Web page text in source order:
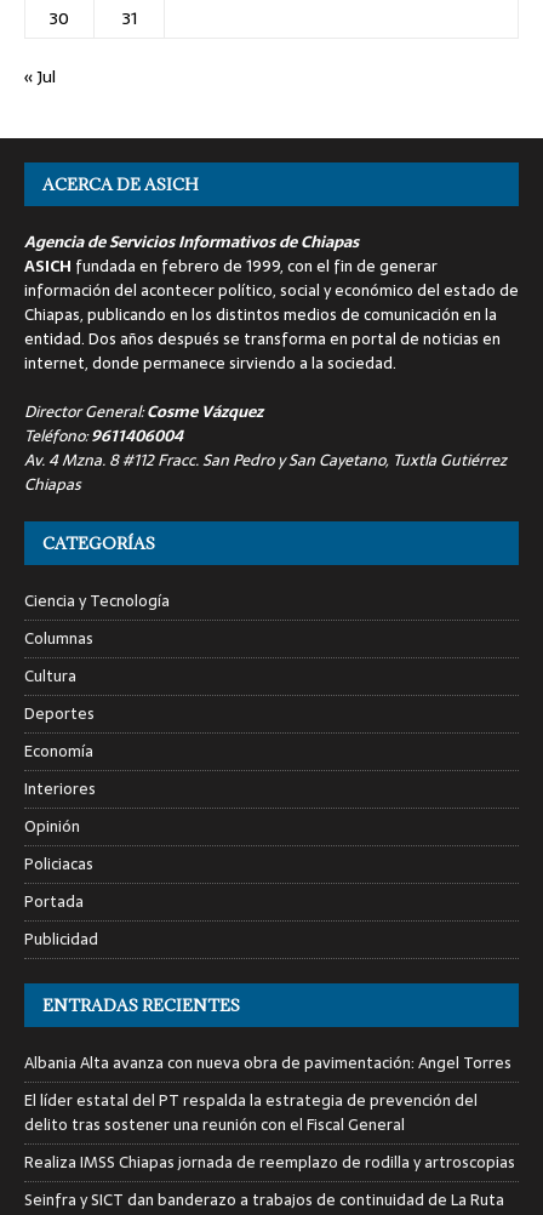
30
31
« Jul
ACERCA DE ASICH
Agencia de Servicios Informativos de Chiapas
ASICH fundada en febrero de 1999, con el fin de generar
información del acontecer político, social y económico del estado de
Chiapas, publicando en los distintos medios de comunicación en la
entidad. Dos años después se transforma en portal de noticias en
internet, donde permanece sirviendo a la sociedad.
Director General:Cosme Vázquez
Teléfono:9611406004
Av. 4 Mzna. 8 #112 Fracc. San Pedro y San Cayetano, Tuxtla Gutiérrez
Chiapas
CATEGORÍAS
Ciencia y Tecnología
Columnas
Cultura
Deportes
Economía
Interiores
Opinión
Policiacas
Portada
Publicidad
ENTRADAS RECIENTES
Albania Alta avanza con nueva obra de pavimentación: Angel Torres
El líder estatal del PT respalda la estrategia de prevención del
delito tras sostener una reunión con el Fiscal General
Realiza IMSS Chiapas jornada de reemplazo de rodilla y artroscopias
Seinfra y SICT dan banderazo a trabajos de continuidad de La Ruta